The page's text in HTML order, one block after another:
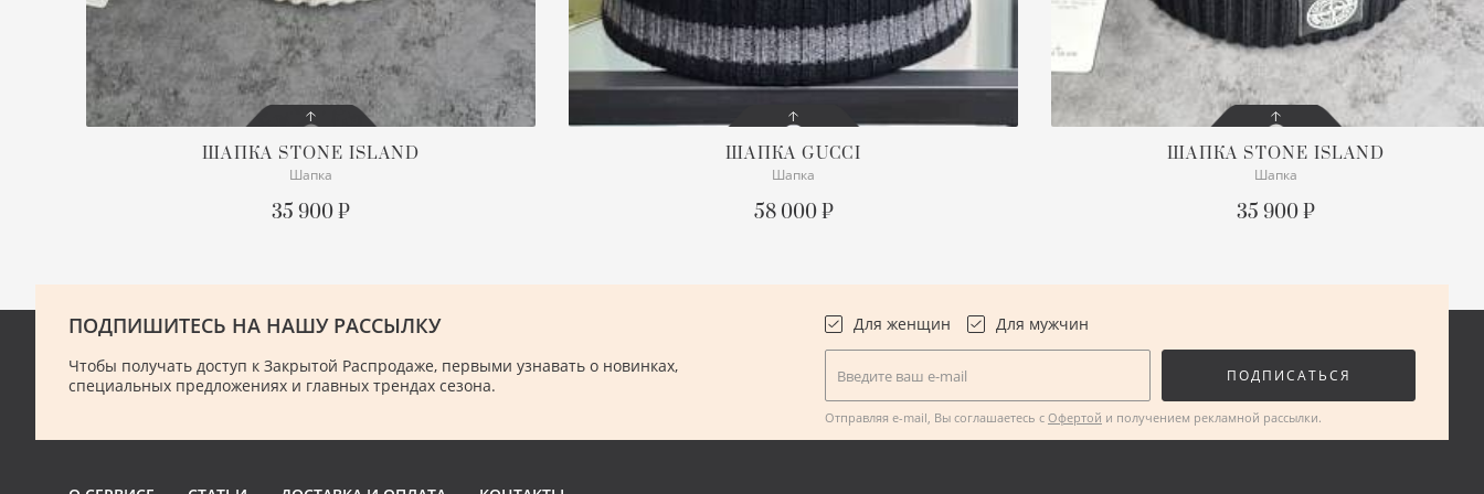
СОСТОЯНИЕ
С БИРКОЙ
ПОДРОБНЕЕ
ШАПКА STONE ISLAND
Шапка
35 900 ₽
СОСТОЯНИЕ
С БИРКОЙ
ПОДРОБНЕЕ
ШАПКАGUCCI
Шапка
58 000 ₽
СОСТОЯНИЕ
С БИРКОЙ
ШАПКА STONE ISLAND
Шапка
35 900 ₽
ПОДПИШИТЕСЬ НА НАШУ РАССЫЛКУ
Чтобы получать доступ к Закрытой Распродаже, первыми узнавать о новинках,
специальных предложениях и главных трендах сезона.
Для женщин Для мужчин
Введите ваш e-mail ПОДПИСАТЬСЯ
Отправляя e-mail, Вы соглашаетесь с Офертой и получением рекламной рассылки.